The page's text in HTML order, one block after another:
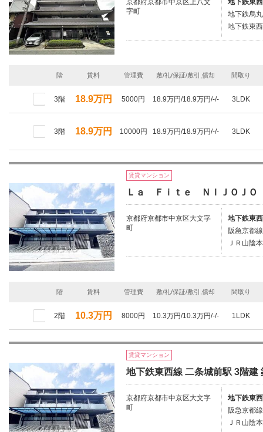
京都府京都市中京区上八文
字町
地下鉄東
地下鉄烏
地下鉄東
階 賃料 管理費 敷/礼/保証/敷引,償却 間取り
3階 18.9万円 5000円 18.9万円/18.9万円/-/- 3LDK
3階 18.9万円 10000円 18.9万円/18.9万円/-/- 3LDK
賃貸マンション
Ｌａ Ｆｉｔｅ ＮＩＪＯＪＯ
京都府京都市中京区大文字
町
地下鉄東
阪急京都
ＪＲ山陰
階 賃料 管理費 敷/礼/保証/敷引,償却 間取り
2階 10.3万円 8000円 10.3万円/10.3万円/-/- 1LDK
賃貸マンション
地下鉄東西線 二条城前駅 3階建
京都府京都市中京区大文字
町
地下鉄東
阪急京都
ＪＲ山陰